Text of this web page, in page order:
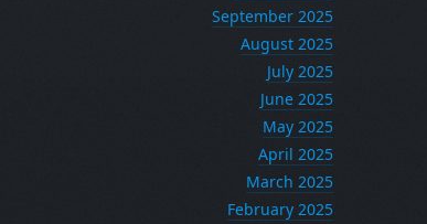
September 2025
August 2025
July 2025
June 2025
May 2025
April 2025
March 2025
February 2025